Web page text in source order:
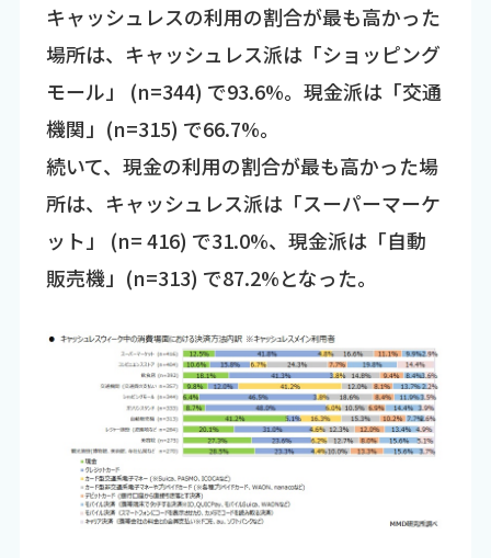
キャッシュレスの利用の割合が最も高かった
場所は、キャッシュレス派は「ショッピング
モール」 (n=344) で93.6%。現金派は「交通
機関」(n=315) で66.7%。
続いて、現金の利用の割合が最も高かった場
所は、キャッシュレス派は「スーパーマーケ
ット」 (n= 416) で31.0%、現金派は「自動
販売機」(n=313) で87.2%となった。